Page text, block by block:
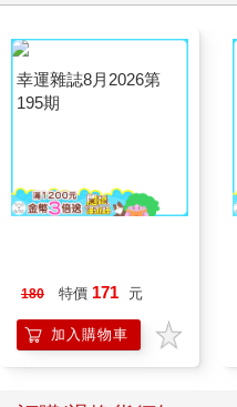
180 特價 171 元
加入購物車